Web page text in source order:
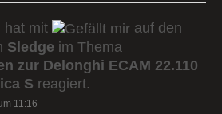
hat mit
auf den
Sledge im Thema
zur Delonghi ECAM 22.110
S reagiert.
11:16